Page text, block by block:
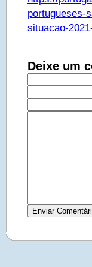
portugueses-
situacao-
Deixe um